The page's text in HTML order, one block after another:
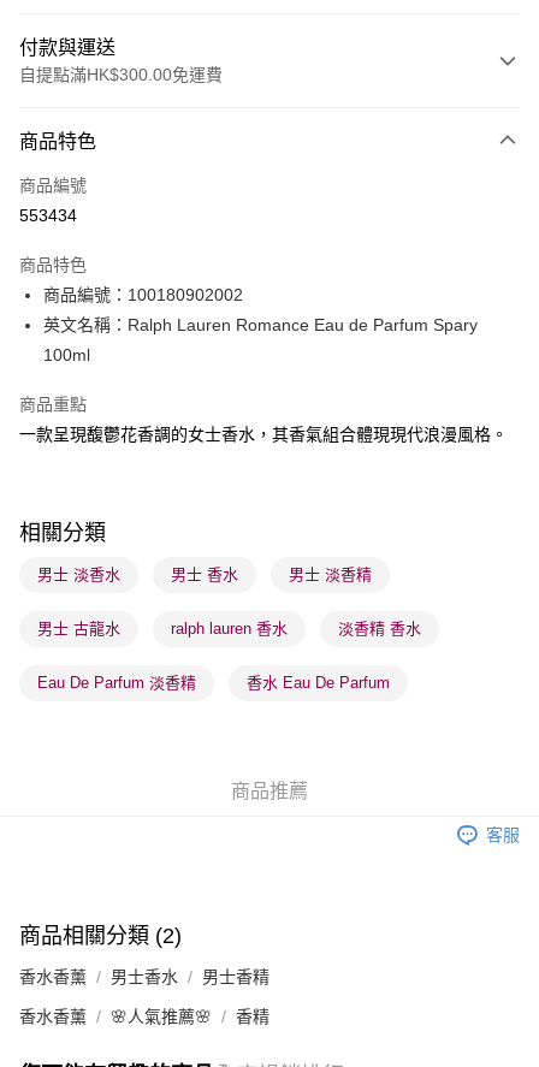
付款與運送
自提點滿HK$300.00免運費
信用卡
Apple Pay
PayMe
WeChat Pay
送貨方式
每筆HK$65.00，滿HK$300.00或以上免運費
確認發貨後1-3 工作天送達，訂單將隨機分配至SF順豐速運或京東
每筆HK$65.00，滿HK$300.00或以上免運費
每筆HK$20.00，滿HK$100.00或以上免運費
(澳門門市) 只顯示可選門市。確認發貨後2-5個工作天到店，3天內
商品特色
商品編號
553434
商品特色
商品編號：100180902002
英文名稱：Ralph Lauren Romance Eau de Parfum Spary
100ml
商品重點
一款呈現馥鬱花香調的女士香水，其香氣組合體現現代浪漫風格。
相關分類
男士 淡香水 男士 香水 男士 淡香精
男士 古龍水 ralph lauren 香水 淡香精 香水
Eau De Parfum 淡香精 香水 Eau De Parfum
商品推薦
客服
商品相關分類 (2)
香水香薰 男士香水 男士香精
香水香薰 🌸人氣推薦🌸 香精